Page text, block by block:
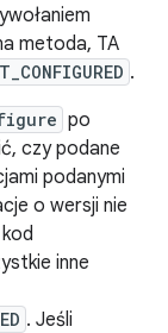
metoda, TA
.
po
czy podane
podanymi
o wersji nie
inne
. Jeśli